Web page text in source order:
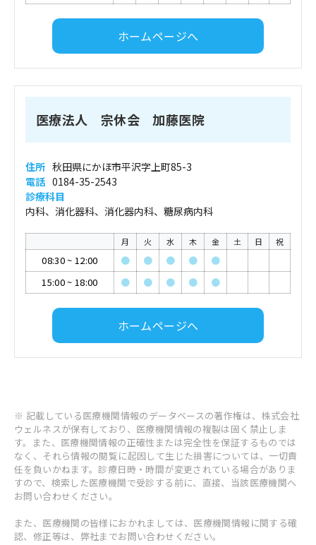
ホームページへ
医療法人 宗休会 加藤医院
住所 秋田県にかほ市平沢字上町85-3
電話 0184-35-2543
診療科目
内科、消化器科、消化器内科、糖尿病内科
月 火 水 木 金 土 日 祝
08:30~ 12:00 ● ● ● ●
●
15:00~ 18:00 ● ● ● ● ●
ホームページへ
※ 記載している医療機関情報のデータベースの著作権は、株式会社
ウェルネスが保有しており、医療機関情報の複製は固く禁止しま
す。また、医療機関情報の正確性または完全性を保証するものでは
なく、それら情報の閲覧に起因して生じた損害については、一切責
任を負いかねます。診療日時・時間が変更されている場合がありま
すので、検索した医療機関で受診する前に、直接、当該医療機関へ
お問い合わせください。
また、医療機関の皆様におかれましては、医療機関情報に関する確
認、修正等は、弊社までお問い合わせください。